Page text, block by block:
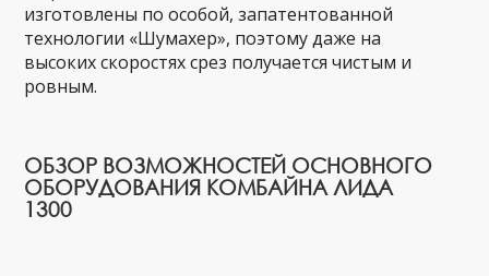
изготовлены по особой, запатентованной
технологии «Шумахер», поэтому даже на
высоких скоростях срез получается чистым и
ровным.
ОБЗОР ВОЗМОЖНОСТЕЙ ОСНОВНОГО
ОБОРУДОВАНИЯ КОМБАЙНА ЛИДА
1300